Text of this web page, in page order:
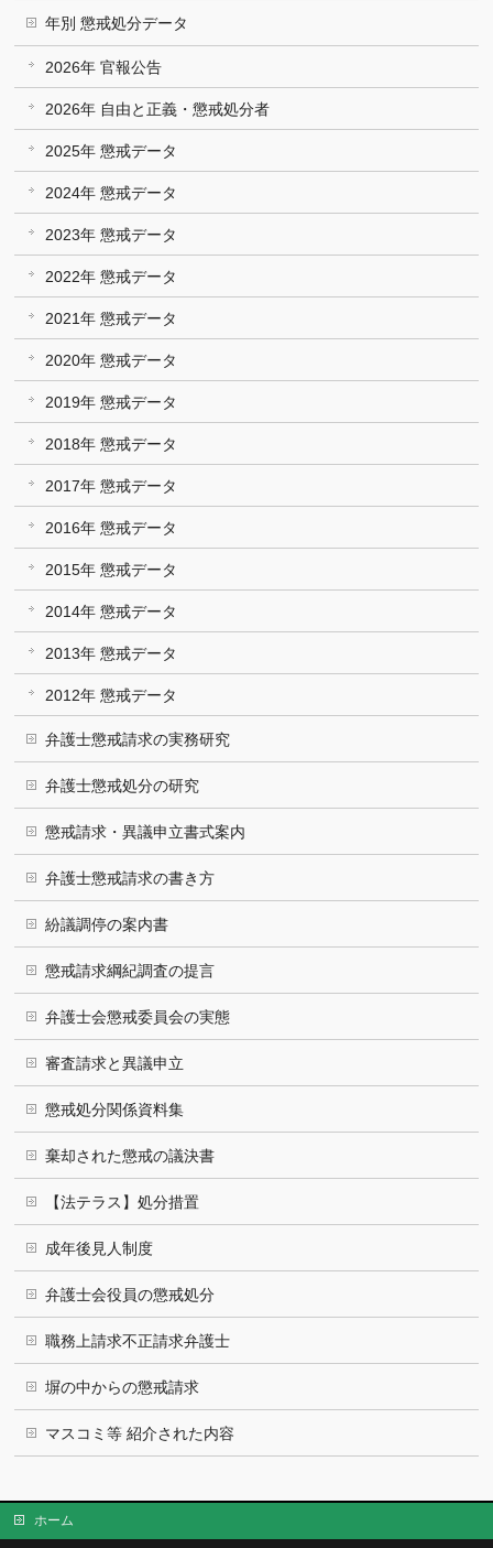
年別 懲戒処分データ
2026年 官報公告
2026年 自由と正義・懲戒処分者
2025年 懲戒データ
2024年 懲戒データ
2023年 懲戒データ
2022年 懲戒データ
2021年 懲戒データ
2020年 懲戒データ
2019年 懲戒データ
2018年 懲戒データ
2017年 懲戒データ
2016年 懲戒データ
2015年 懲戒データ
2014年 懲戒データ
2013年 懲戒データ
2012年 懲戒データ
弁護士懲戒請求の実務研究
弁護士懲戒処分の研究
懲戒請求・異議申立書式案内
弁護士懲戒請求の書き方
紛議調停の案内書
懲戒請求綱紀調査の提言
弁護士会懲戒委員会の実態
審査請求と異議申立
懲戒処分関係資料集
棄却された懲戒の議決書
【法テラス】処分措置
成年後見人制度
弁護士会役員の懲戒処分
職務上請求不正請求弁護士
塀の中からの懲戒請求
マスコミ等 紹介された内容
ホーム